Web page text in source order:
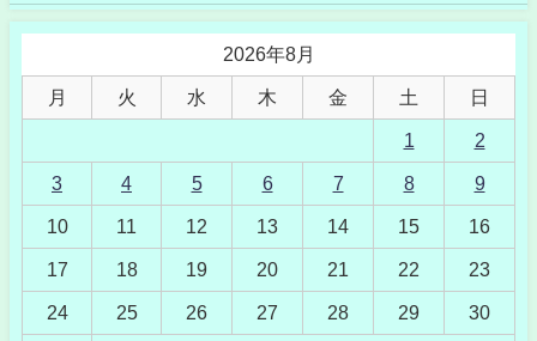
2026年8月
月 火 水 木 金 土 日
1 2
3 4 5 6 7 8 9
10 11 12 13 14 15 16
17 18 19 20 21 22 23
24 25 26 27 28 29 30